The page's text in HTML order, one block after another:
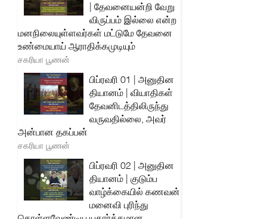
| தேவனையன்றி வேறு
விருப்பம் இல்லை என்ற
மனநிலையுள்ளவர்கள் மட்டுமே தேவனை
உண்மையாய் ஆராதிக்கமுடியும்
சகரியா பூணன்
பிப்ரவரி 01 | அனுதின
தியானம் | வியாதிகள்
தேவனிடத்திலிருந்து
வருவதில்லை, அவர்
அன்பான தகப்பன்
சகரியா பூணன்
பிப்ரவரி 02 | அனுதின
தியானம் | குடும்ப
வாழ்க்கையில் கணவன்
மனைவி புரிந்து